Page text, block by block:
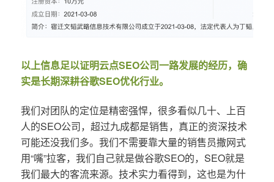
以上信息足以证明云点SEO公司一路发展的经历，确
实是长期深耕谷歌SEO优化行业。
我们对团队的定位是精密强悍，很多看似几十、上百
人的SEO公司，超过九成都是销售，真正的资深技术
可能还没我们多。我们不需要靠大量的销售员撒网式
用“嘴”拉客，我们自己就是做谷歌SEO的，SEO就是
我们最大的客流来源。技术实力看得到，这也是为什